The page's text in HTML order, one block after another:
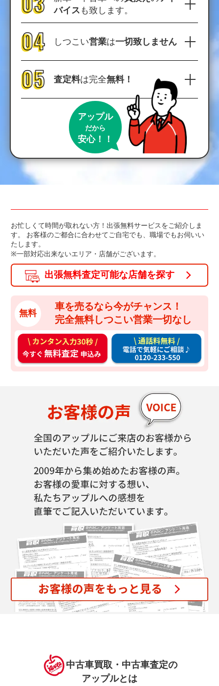
バイスも致します。
しつこい営業は一切致しません
査定料は完全無料！
アップル
だから
安心！！
お忙しくて時間が取れない方！出張無料サービスをご紹介しま
す。
お客様のご都合に合わせてご自宅でも、職場でもお伺いい
たします。
※一部対応出来ないエリア・店舗がございます。
出張無料査定可能な店舗を探す
無料
車を売るなら今がチャンス！
完全無料しつこい営業一切なし
カ
ン
タ
ン
通
料
無
電
話
で
気
軽
に
ご
相
談
中古車買取・中古車査定の
アップルとは